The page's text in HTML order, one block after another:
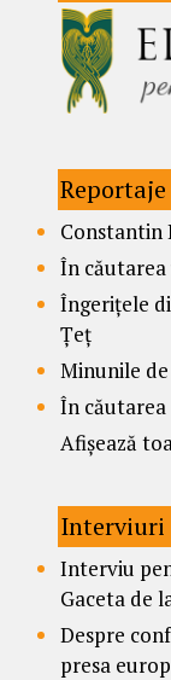
Reportaje
Constantin
În
Îngerițele
Țeț
Minunile
În
Afișează
Interviuri
Interviu
Gaceta de
Despre
presa